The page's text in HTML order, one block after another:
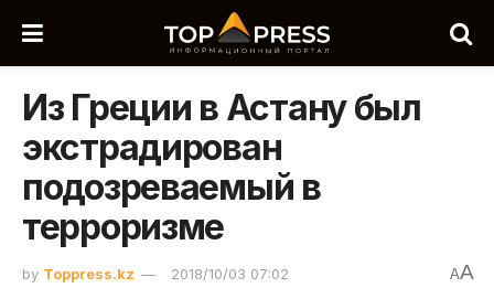
Из Греции в Астану был
экстрадирован
подозреваемый в
терроризме
by Toppress.kz 2018/10/03 07:02 AA